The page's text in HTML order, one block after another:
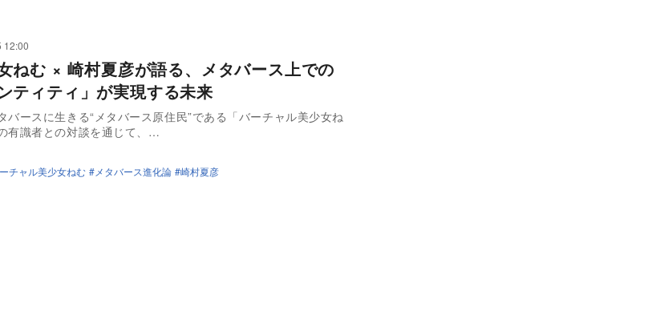
12:00
ねむ × 崎村夏彦が語る、メタバース上での
ティティ」が実現する未来
バースに生きる“メタバース原住民”である「バーチャル美少女ね
有識者との対談を通じて、…
チャル美少女ねむ メタバース進化論 崎村夏彦